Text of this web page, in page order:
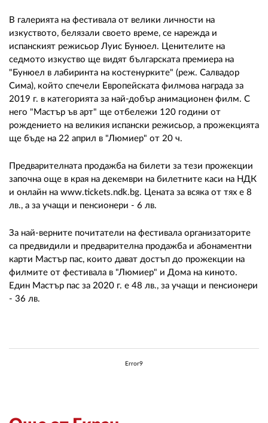
В галерията на фестивала от велики личности на
изкуството, белязали своето време, се нарежда и
испанският режисьор Луис Бунюел. Ценителите на
седмото изкуство ще видят българската премиера на
"Бунюел в лабиринта на костенурките" (реж. Салвадор
Сима), който спечели Европейската филмова награда за
2019 г. в категорията за най-добър анимационен филм. С
него "Мастър ъв арт" ще отбележи 120 години от
рождението на великия испански режисьор, а прожекцията
ще бъде на 22 април в "Люмиер" от 20 ч.
Предварителната продажба на билети за тези прожекции
започна още в края на декември на билетните каси на НДК
и онлайн на www.tickets.ndk.bg. Цената за всяка от тях е 8
лв., а за учащи и пенсионери - 6 лв.
За най-верните почитатели на фестивала организаторите
са предвидили и предварителна продажба и абонаментни
карти Мастър пас, които дават достъп до прожекции на
филмите от фестивала в "Люмиер" и Дома на киното.
Един Мастър пас за 2020 г. е 48 лв., за учащи и пенсионери
- 36 лв.
Error9